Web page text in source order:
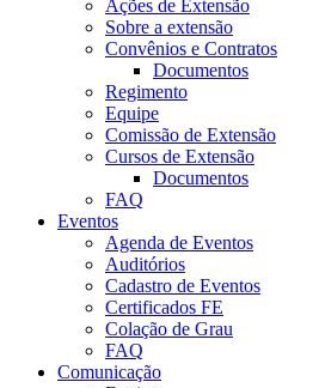
Ações de Extensão
Sobre a extensão
Convênios e Contratos
Documentos
Regimento
Equipe
Comissão de Extensão
Cursos de Extensão
Documentos
FAQ
Eventos
Agenda de Eventos
Auditórios
Cadastro de Eventos
Certificados FE
Colação de Grau
FAQ
Comunicação